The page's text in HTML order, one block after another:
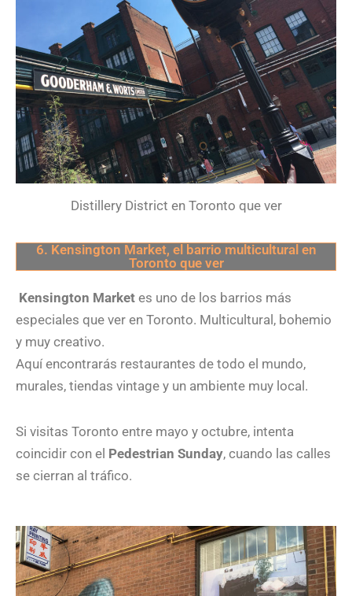
Distillery District en Toronto que ver
6. Kensington Market, el barrio multicultural en
Toronto que ver
Kensington Market es uno de los barrios más
especiales que ver en Toronto. Multicultural, bohemio
y muy creativo.
Aquí encontrarás restaurantes de todo el mundo,
murales, tiendas vintage y un ambiente muy local.
Si visitas Toronto entre mayo y octubre, intenta
coincidir con el Pedestrian Sunday, cuando las calles
se cierran al tráfico.